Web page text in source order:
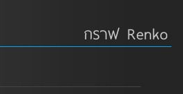
กราฟ Renko